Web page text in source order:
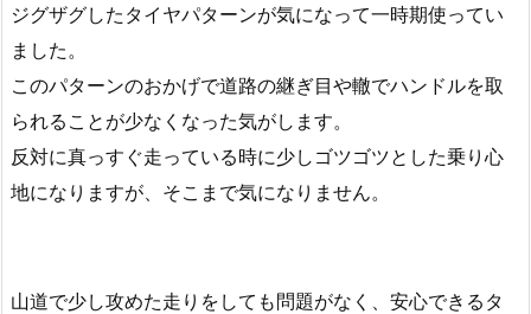
ジグザグしたタイヤパターンが気になって一時期使ってい
ました。
このパターンのおかげで道路の継ぎ目や轍でハンドルを取
られることが少なくなった気がします。
反対に真っすぐ走っている時に少しゴツゴツとした乗り心
地になりますが、そこまで気になりません。
山道で少し攻めた走りをしても問題がなく、安心できるタ